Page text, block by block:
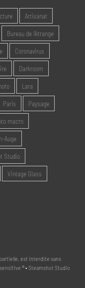
Artisanat
Bureau de l'étrange
Coronavirus
Darkroom
Lara
Paris Paysage
macro
Auge
Studio
Vintage Glass
est interdite sans
® • Steamshot Studio